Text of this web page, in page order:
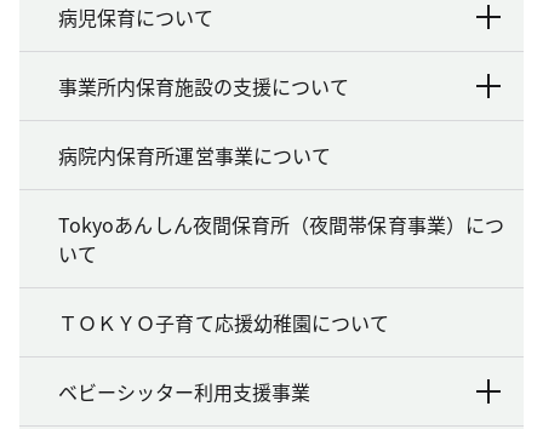
病児保育について
事業所内保育施設の支援について
病院内保育所運営事業について
Tokyoあんしん夜間保育所（夜間帯保育事業）につ
いて
ＴＯＫＹＯ子育て応援幼稚園について
ベビーシッター利用支援事業